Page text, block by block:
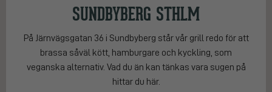
SUNDBYBERG STHLM
På Järnvägsgatan 36 i Sundbyberg står vår grill redo för att
brassa såväl kött, hamburgare och kyckling, som
veganska alternativ. Vad du än kan tänkas vara sugen på
hittar du här.